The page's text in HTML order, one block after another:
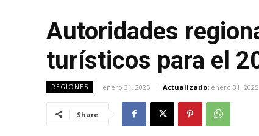
Autoridades
turísticos para el
REGIONES enero 31, 2025 Actualizado: enero 31, 2025
Share